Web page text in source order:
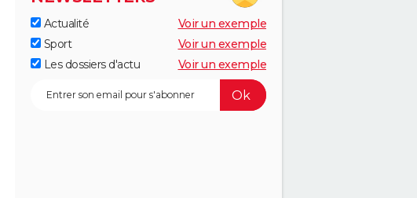
Actualité
Voir un exemple
Sport
Voir un exemple
Les dossiers d'actu
Voir un exemple